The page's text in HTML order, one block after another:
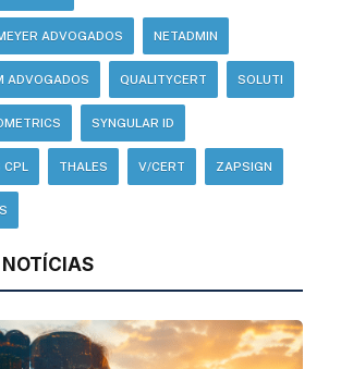
ADVOGADOS NETADMIN
ADVOGADOS QUALITYCERT SOLUTI
SYNGULAR ID
THALES V/CERT ZAPSIGN